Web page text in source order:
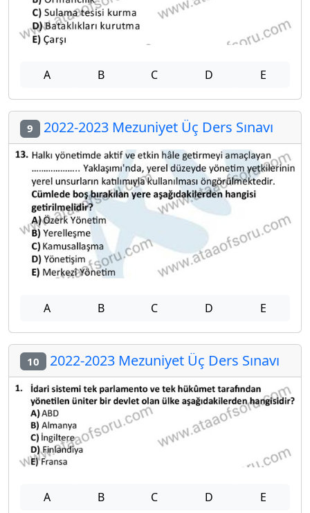
A B C D E
9 2022-2023 Mezuniyet Üç Ders Sınavı
A B C D E
10 2022-2023 Mezuniyet Üç Ders Sınavı
A B C D E